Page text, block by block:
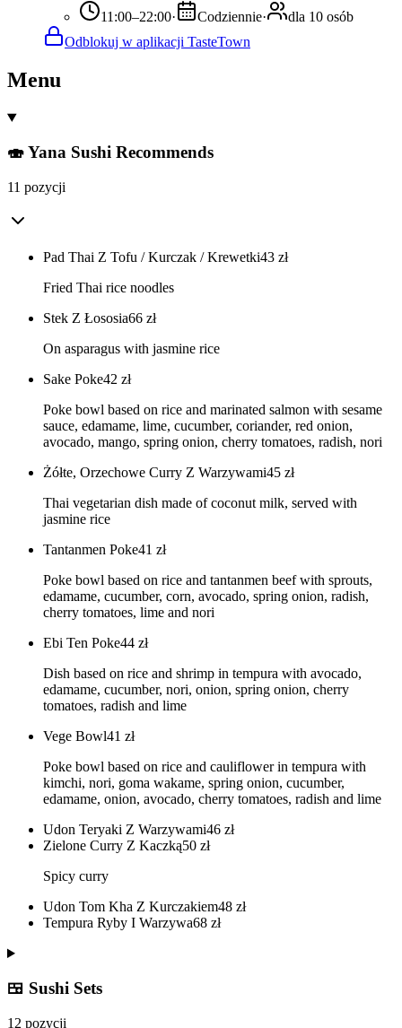
11:00–22:00· Codziennie·
dla 10 osób
Odblokuj w aplikacji TasteTown
Menu
🍣 Yana Sushi Recommends
11 pozycji
Pad Thai Z Tofu / Kurczak / Krewetki43 zł
Fried Thai rice noodles
Stek Z Łososia66 zł
On asparagus with jasmine rice
Sake Poke42 zł
Poke bowl based on rice and marinated salmon with sesame
sauce, edamame, lime, cucumber, coriander, red onion,
avocado, mango, spring onion, cherry tomatoes, radish, nori
Żółte, Orzechowe Curry Z Warzywami45 zł
Thai vegetarian dish made of coconut milk, served with
jasmine rice
Tantanmen Poke41 zł
Poke bowl based on rice and tantanmen beef with sprouts,
edamame, cucumber, corn, avocado, spring onion, radish,
cherry tomatoes, lime and nori
Ebi Ten Poke44 zł
Dish based on rice and shrimp in tempura with avocado,
edamame, cucumber, nori, onion, spring onion, cherry
tomatoes, radish and lime
Vege Bowl41 zł
Poke bowl based on rice and cauliflower in tempura with
kimchi, nori, goma wakame, spring onion, cucumber,
edamame, onion, avocado, cherry tomatoes, radish and lime
Udon Teryaki Z Warzywami46 zł
Zielone Curry Z Kaczką50 zł
Spicy curry
Udon Tom Kha Z Kurczakiem48 zł
Tempura Ryby I Warzywa68 zł
🍱 Sushi Sets
12 pozycji